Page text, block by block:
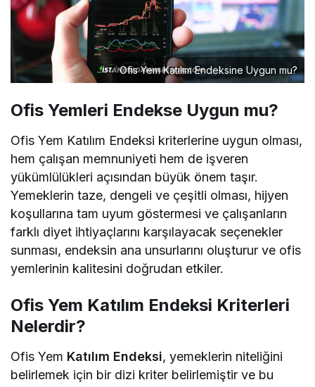
Ofis Yem Katılım Endeksine Uygun mu?
Ofis Yemleri Endekse Uygun mu?
Ofis Yem Katılım Endeksi kriterlerine uygun olması,
hem çalışan memnuniyeti hem de işveren
yükümlülükleri açısından büyük önem taşır.
Yemeklerin taze, dengeli ve çeşitli olması, hijyen
koşullarına tam uyum göstermesi ve çalışanların
farklı diyet ihtiyaçlarını karşılayacak seçenekler
sunması, endeksin ana unsurlarını oluşturur ve ofis
yemlerinin kalitesini doğrudan etkiler.
Ofis Yem Katılım Endeksi Kriterleri
Nelerdir?
Ofis Yem Katılım Endeksi, yemeklerin niteliğini
belirlemek için bir dizi kriter belirlemiştir ve bu